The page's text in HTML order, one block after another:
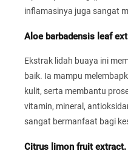
inflamasinya juga sangat
Aloe barbadensis leaf
Ekstrak lidah buaya ini
baik. Ia mampu
kulit, serta membantu
vitamin, mineral,
sangat bermanfaat bagi
Citrus limon fruit extract.